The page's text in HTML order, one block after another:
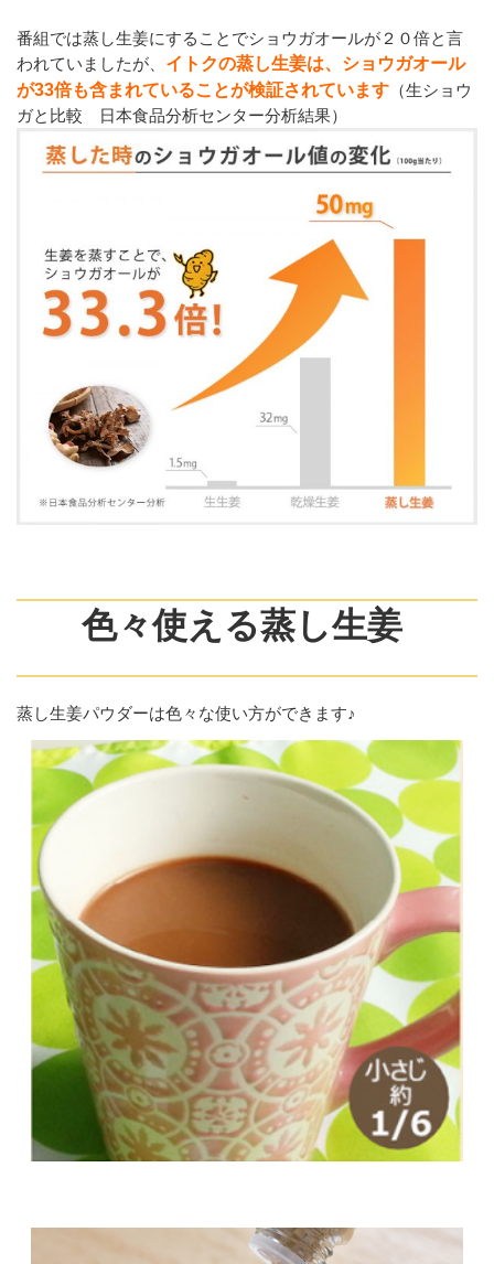
番組では蒸し生姜にすることでショウガオールが２０倍と言
われていましたが、 イトクの蒸し生姜は、ショウガオール
が33倍も含まれていることが検証されています （生ショウ
ガと比較 日本食品分析センター分析結果）
色々使える蒸し生姜
蒸し生姜パウダーは色々な使い方ができます♪